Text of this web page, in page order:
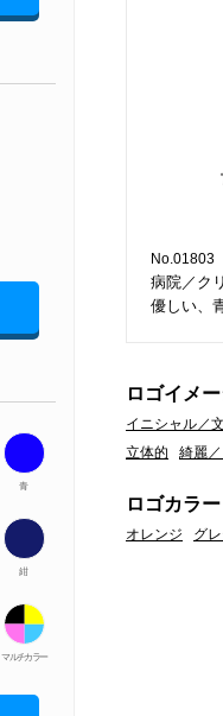
青
紺
マルチカラー
No.01803
病院／ク
優しい、
ロゴイメ
イニシャル／
立体的
綺麗
ロゴカラー
オレンジ グ